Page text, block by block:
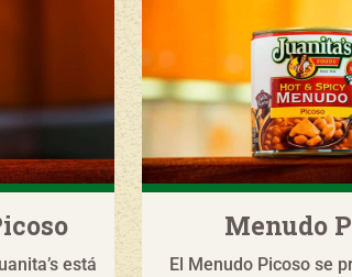
está
Menudo
El Menudo Picoso se